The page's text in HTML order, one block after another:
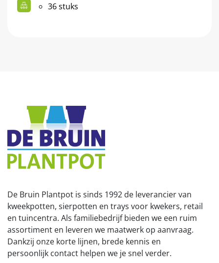
36 stuks
De Bruin Plantpot is sinds 1992 de leverancier van
kweekpotten, sierpotten en trays voor kwekers, retail
en tuincentra. Als familiebedrijf bieden we een ruim
assortiment en leveren we maatwerk op aanvraag.
Dankzij onze korte lijnen, brede kennis en
persoonlijk contact helpen we je snel verder.